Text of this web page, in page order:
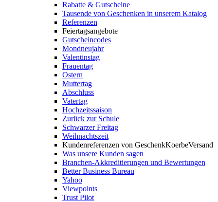
Rabatte & Gutscheine
Tausende von Geschenken in unserem Katalog
Referenzen
Feiertagsangebote
Gutscheincodes
Mondneujahr
Valentinstag
Frauentag
Ostern
Muttertag
Abschluss
Vatertag
Hochzeitssaison
Zurück zur Schule
Schwarzer Freitag
Weihnachtszeit
Kundenreferenzen von GeschenkKoerbeVersand
Was unsere Kunden sagen
Branchen-Akkreditierungen und Bewertungen
Better Business Bureau
Yahoo
Viewpoints
Trust Pilot